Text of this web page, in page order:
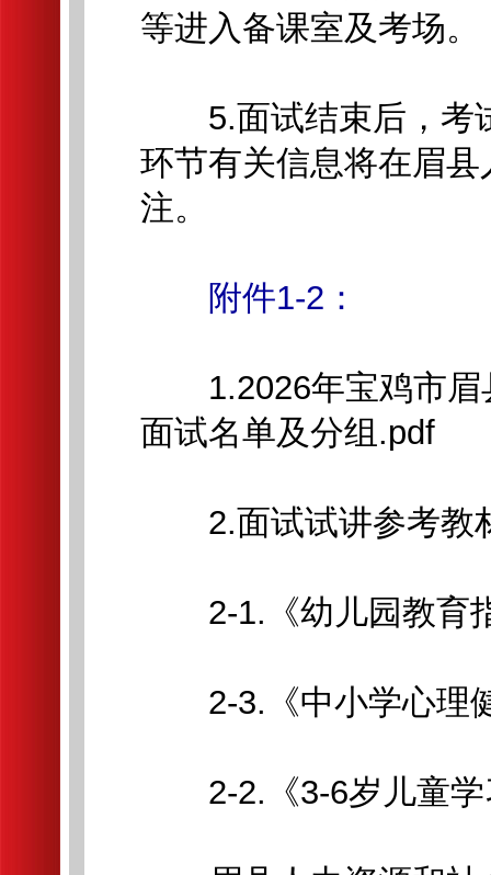
等进入备课室及考场。
5.面试结束后，考
环节有关信息将在眉
注。
附件1-2：
1.2026年宝鸡市眉
面试名单及分组.pdf
2.面试试讲参考教
2-1.《幼儿园教育
2-3.《中小学心理
2-2.《3-6岁儿童学